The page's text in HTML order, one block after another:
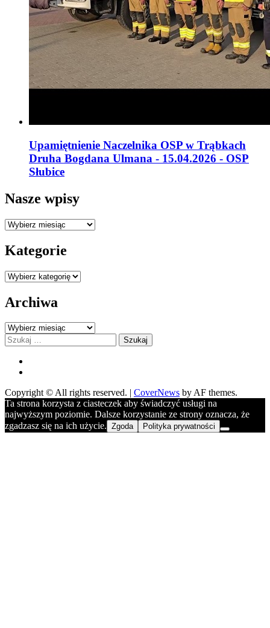
Upamiętnienie Naczelnika OSP w Trąbkach
Druha Bogdana Ulmana - 15.04.2026 - OSP
Słubice
Nasze wpisy
Nasze
Kategorie
Kategorie
Archiwa
Archiwa
Szukaj:
Copyright © All rights reserved. CoverNews by AF themes.
Ta strona korzysta z ciasteczek aby świadczyć usługi na
najwyższym poziomie. Dalsze korzystanie ze strony oznacza, że
zgadzasz się na ich użycie. Zgoda Polityka prywatności